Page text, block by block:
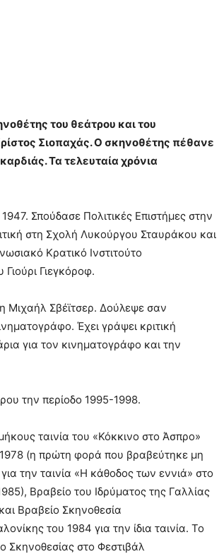
του θεάτρου και του
Σιοπαχάς. Ο σκηνοθέτης πέθανε
Τα τελευταία χρόνια
Σπούδασε Πολιτικές Επιστήμες στην
στη Σχολή Λυκούργου Σταυράκου και
Κρατικό Ινστιτούτο
Γιεγκόροφ.
Μιχαήλ Σβέϊτσερ. Δούλεψε σαν
Έχει γράψει κριτική
για τον κινηματογράφο και την
την περίοδο 1995-1998.
ταινία του «Κόκκινο στο Άσπρο»
(η πρώτη φορά που βραβεύτηκε μη
την ταινία «Η κάθοδος των εννιά» στο
Βραβείο του Ιδρύματος της Γαλλίας
Βραβείο Σκηνοθεσία
του 1984 για την ίδια ταινία. Το
Σκηνοθεσίας στο Φεστιβάλ